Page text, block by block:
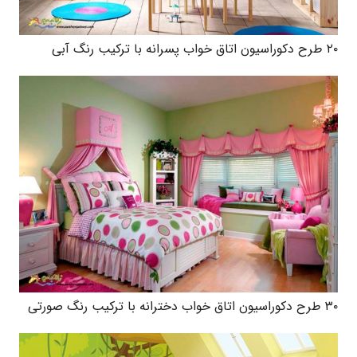
۲۰ طرح دکوراسیون اتاق خواب پسرانه با ترکیب رنگ آبی
۳۰ طرح دکوراسیون اتاق خواب دخترانه با ترکیب رنگ صورتی